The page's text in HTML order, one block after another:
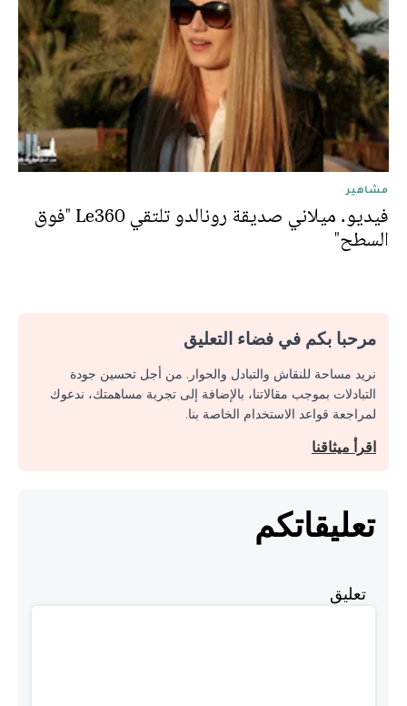
مشاهير
فيديو. ميلاني صديقة رونالدو تلتقي Le360 "فوق
السطح"
مرحبا بكم في فضاء التعليق
نريد مساحة للنقاش والتبادل والحوار. من أجل تحسين جودة
التبادلات بموجب مقالاتنا، بالإضافة إلى تجربة مساهمتك، ندعوك
لمراجعة قواعد الاستخدام الخاصة بنا.
اقرأ ميثاقنا
تعليقاتكم
تعليق